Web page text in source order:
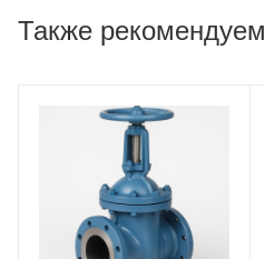
Также рекомендуем